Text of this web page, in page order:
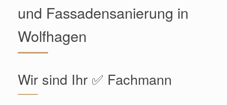
und Fassadensanierung in
Wolfhagen
Wir sind Ihr ✅ Fachmann